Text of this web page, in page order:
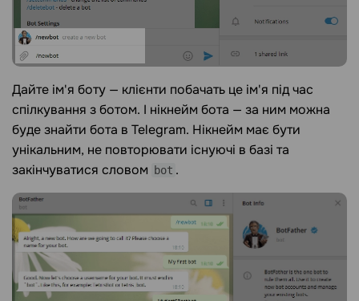
Дайте ім'я боту — клієнти побачать це ім'я під час
спілкування з ботом. І нікнейм бота — за ним можна
буде знайти бота в Telegram. Нікнейм має бути
унікальним, не повторювати існуючі в базі та
закінчуватися словом
bot .